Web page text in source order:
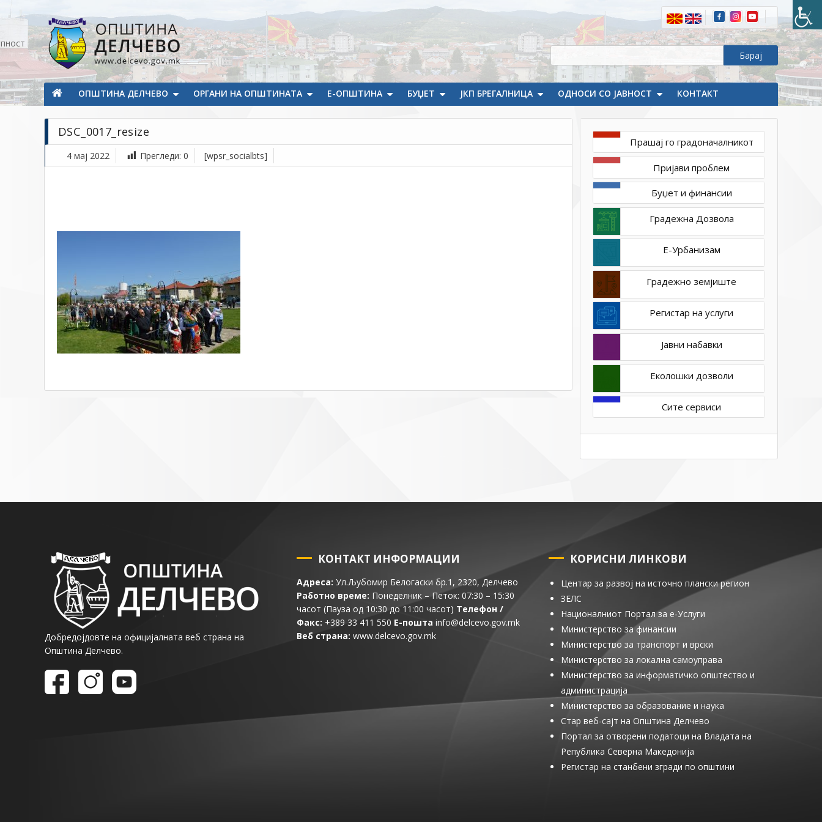
Општина Делчево
Општина Делчево
ОПШТИНА ДЕЛЧЕВО ОРГАНИ НА ОПШТИНАТА Е-ОПШТИНА БУЏЕТ ЈКП БРЕГАЛНИЦА ОДНОСИ СО ЈАВНОСТ КОНТАКТ
DSC_0017_resize
4 мај 2022 Прегледи: 0 [wpsr_socialbts]
DSC_0017_resize
Прашај го градоначалникот
Пријави проблем
Буџет и финансии
Градежна Дозвола
Е-Урбанизам
Градежно земјиште
Регистар на услуги
Јавни набавки
Еколошки дозволи
Сите сервиси
Добредојдовте на официјалната веб страна на
Општина Делчево.
КОНТАКТ ИНФОРМАЦИИ
Адреса: Ул.Љубомир Белогаски бр.1, 2320, Делчево
Работно време: Понеделник – Петок: 07:30 – 15:30
часот (Пауза од 10:30 до 11:00 часот) Телефон /
Факс: +389 33 411 550 Е-пошта info@delcevo.gov.mk
Веб страна: www.delcevo.gov.mk
КОРИСНИ ЛИНКОВИ
Центар за развој на источно плански регион
ЗЕЛС
Националниот Портал за е-Услуги
Министерство за финансии
Министерство за транспорт и врски
Министерство за локална самоуправа
Министерство за информатичко општество и
администрација
Министерство за образование и наука
Стар веб-сајт на Општина Делчево
Портал за отворени податоци на Владата на
Република Северна Македонија
Регистар на станбени згради по општини